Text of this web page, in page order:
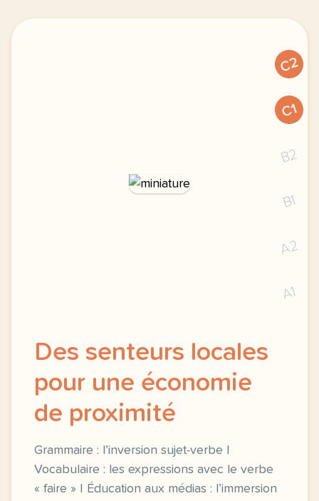
C2
C1
B2
B1
A2
A1
Des senteurs locales
pour une économie
de proximité
Grammaire : l’inversion sujet-verbe |
Vocabulaire : les expressions avec le verbe
« faire » | Éducation aux médias : l’immersion